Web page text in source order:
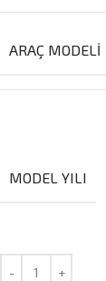
ARAÇ MODELI
MODEL YILI